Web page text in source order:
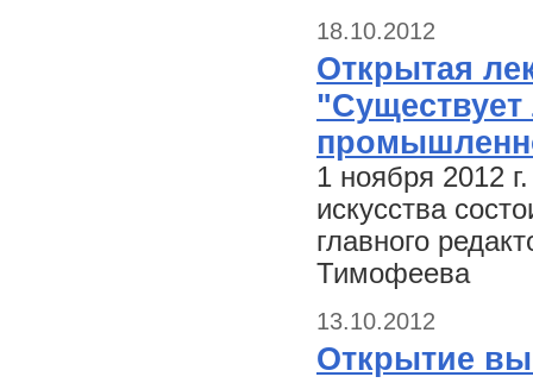
18.10.2012
Открытая
"Существует
1 ноября 2012
искусства
главного
Тимофеева
13.10.2012
Открытие